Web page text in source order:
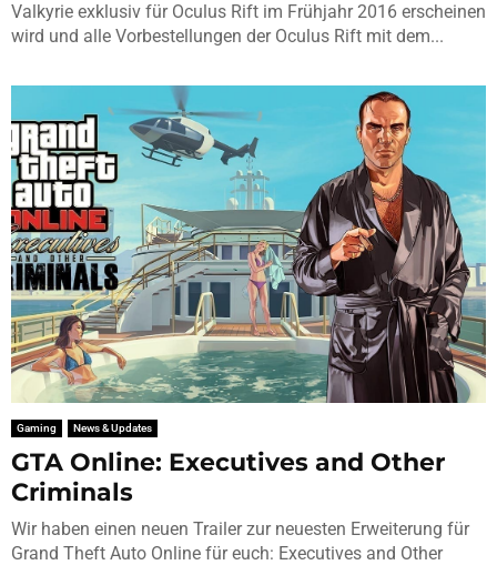
Valkyrie exklusiv für Oculus Rift im Frühjahr 2016 erscheinen
wird und alle Vorbestellungen der Oculus Rift mit dem...
Gaming News & Updates
GTA Online: Executives and Other
Criminals
Wir haben einen neuen Trailer zur neuesten Erweiterung für
Grand Theft Auto Online für euch: Executives and Other